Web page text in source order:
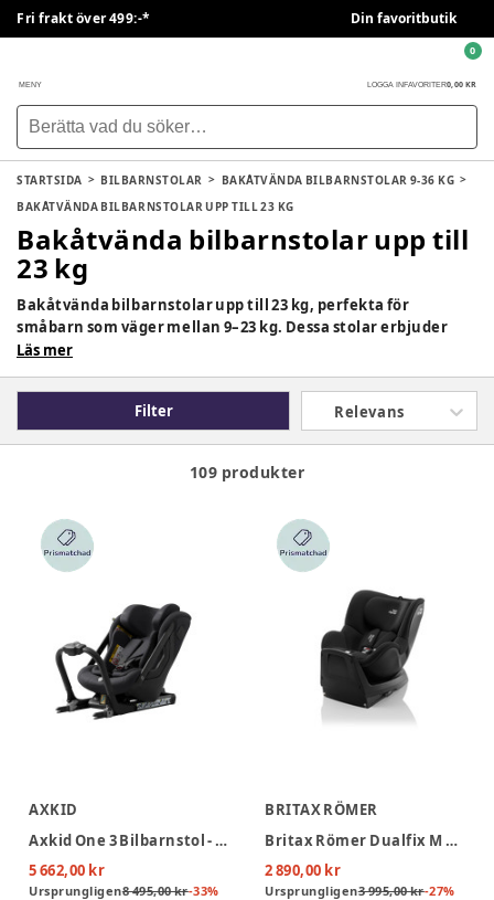
Fri frakt över 499:-* Din favoritbutik
MENY LOGGA IN FAVORITER0,00 KR
0
STARTSIDA BILBARNSTOLAR
BAKÅTVÄNDA BILBARNSTOLAR 9-36 KG
BAKÅTVÄNDA BILBARNSTOLAR UPP TILL 23 KG
Bakåtvända bilbarnstolar upp till
23 kg
Bakåtvända bilbarnstolar upp till 23 kg, perfekta för
småbarn som väger mellan 9–23 kg. Dessa stolar erbjuder
maximalt skydd för nacke och rygg genom att krockkraften
skador vid en eventuell olycka. De är utformade för att ge
komfort under längre resor och följer de senaste
säkerhetsstandarderna som i-Size och ECE R129.
Läs mer
Filter Relevans
109 produkter
AXKID
Axkid One 3 Bilbarnstol - Coastal Storm Black
5 662,00 kr
Ursprungligen8 495,00 kr-33%
BRITAX RÖMER
Britax Römer Dualfix M Plus Bilbarnstol - Space Black
2 890,00 kr
Ursprungligen3 995,00 kr-27%